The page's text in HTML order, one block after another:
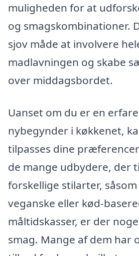
muligheden for at
og smagskombinationer.
sjov måde at involvere
madlavningen og skabe
over middagsbordet.
Uanset om du er en
nybegynder i køkkenet,
tilpasses dine
de mange udbydere, der
forskellige stilarter,
veganske eller kød-
måltidskasser, er der
smag. Mange af dem har